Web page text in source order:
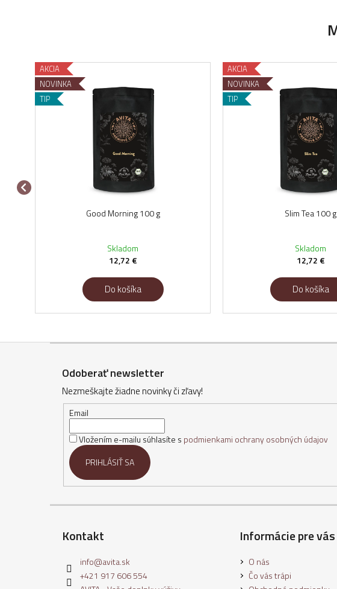
AKCIA
NOVINKA
TIP
Good Morning 100 g
Skladom
12,72 €
Do košíka
AKCIA
NOVINKA
TIP
Slim Tea 100 g
Skladom
12,72 €
Do košíka
Z
Odoberať newsletter
Nezmeškajte žiadne novinky či zľavy!
Email
Vložením e-mailu súhlasíte s podmienkami ochrany osobných údajov
PRIHLÁSIŤ SA
Kontakt
info@avita.sk
+421 917 606 554
Informácie pre vás
O nás
Čo vás trápi